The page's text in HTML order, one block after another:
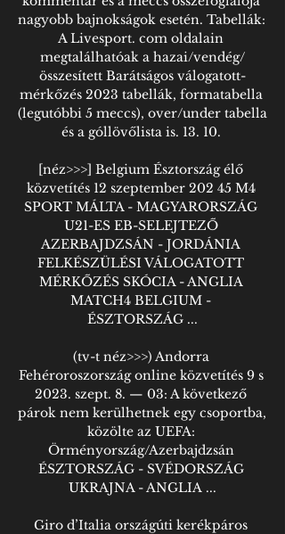
nagyobb bajnokságok esetén. Tabellák:
A Livesport. com oldalain
megtalálhatóak a hazai/vendég/
összesített Barátságos válogatott-
mérkőzés 2023 tabellák, formatabella
(legutóbbi 5 meccs), over/under tabella
és a góllövőlista is. 13. 10.
[néz>>>] Belgium Észtország élő
közvetítés 12 szeptember 202 45 M4
SPORT MÁLTA - MAGYARORSZÁG
U21-ES EB-SELEJTEZŐ
AZERBAJDZSÁN - JORDÁNIA
FELKÉSZÜLÉSI VÁLOGATOTT
MÉRKŐZÉS SKÓCIA - ANGLIA
MATCH4 BELGIUM -
ÉSZTORSZÁG ...
(tv-t néz>>>) Andorra
Fehéroroszország online közvetítés 9 s
2023. szept. 8. — 03: A következő
párok nem kerülhetnek egy csoportba,
közölte az UEFA:
Örményország/Azerbajdzsán
ÉSZTORSZÁG - SVÉDORSZÁG
UKRAJNA - ANGLIA ...
Giro d’Italia országúti kerékpáros